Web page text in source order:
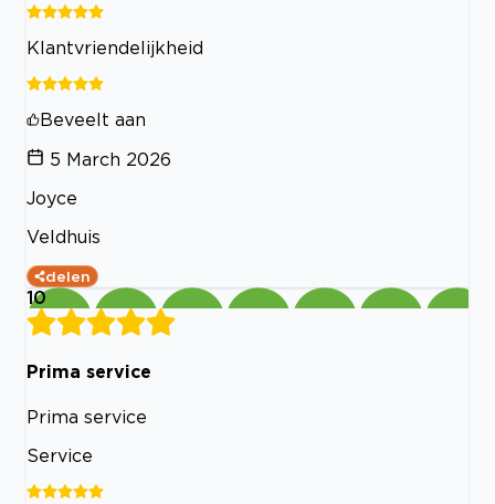
Klantvriendelijkheid
Beveelt aan
5 March 2026
Joyce
Veldhuis
delen
10
Prima service
Prima service
Service